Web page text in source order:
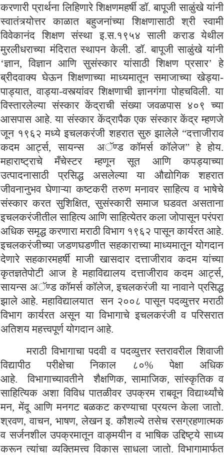
करणारी प्रार्थना लिहिणारे शिक्षणमहर्षी डॉ. बापूजी साळुंखे यांनी
स्वातंत्र्योत्तर काळात बहुजनांच्या शिक्षणासाठी श्री स्वामी
विवेकानंद शिक्षण संस्था इ.स.१९५४ साली कराड येथील
मुरलीधराच्या मंदिरात स्थापन केली. डॉ. बापूजी साळुंखे यांनी
‘ज्ञान, विज्ञान आणि सुसंस्कार यांसाठी शिक्षण प्रसार’ हे
ब्रीदवाक्य घेऊन शिक्षणाच्या माध्यमातून समाजाच्या खेड्या-
पाड्यात, वाड्या-वस्त्यांवर शिक्षणाची ज्ञानगंगा पोहचविली. या
विस्तारलेल्या संस्कार केंद्राची संख्या जवळपास ४०९ च्या
आसपास आहे. या संस्कार केंद्रापैक एक संस्कार केंद्र म्हणजे
जून १९६२ मध्ये इचलकरंजी शहरात सुरु झालेले “दत्ताजीराव
कदम आर्ट्स, सायन्स अॅण्ड कॉमर्स कॉलेज” हे होय.
महाराष्ट्राचे मँचेस्टर म्हणून सूत आणि कपड्याच्या
उत्पादनासाठी प्रसिद्ध असलेल्या या औद्योगिक शहरात
जीवनानुभव घेणाऱ्या कष्टकरी तरुण मनावर साहित्य व भाषेचे
संस्कार करत सुशिक्षित, सुसंस्कारी समाज घडवत असताना
इचलकरंजीतील साहित्य आणि साहित्येतर कला जोपासून परंपरा
अधिक समृद्ध करणारा मराठी विभाग १९६२ पासून कार्यरत आहे.
इचलकरंजीच्या जडणघडणीत सहकाराच्या माध्यमातून योगदान
देणारे सहकारमहर्षी माजी खासदार दत्ताजीराव कदम यांच्या
कृतज्ञतेपोटी आज हे महाविद्यालय दत्ताजीराव कदम आर्ट्स,
सायन्स अॅण्ड कॉमर्स कॉलेज, इचलकरंजी या नावाने प्रसिद्ध
झाले आहे. महाविद्यालयात सन २००८ पासून पदव्युत्तर मराठी
विभाग कार्यरत असून या विभागाचे इचलकरंजी व परिसरात
अतिशय महत्त्वपूर्ण योगदान आहे.
मराठी विभागाचा पदवी व पदव्युत्तर स्तरावरील शिवाजी
विद्यापीठ परीक्षेचा निकाल ८०% पेक्षा अधिक
आहे. विभागाच्यावतीने शैक्षणिक, सामाजिक, सांस्कृतिक व
साहित्यिक अशा विविध पातळीवर उपक्रम राबवून विद्यार्थ्यांचे
मन, मेंदू आणि मनगट बळकट करण्याचा प्रयत्न केला जातो.
श्रवण, वाचन, भाषण, लेखन इ. कौशल्ये तसेच रसग्रहणात्मक
व सर्जनशील उपक्रमातून वाङ्मयीन व भाषिक उद्दिष्ट्ये साध्य
करून त्यांचा व्यक्तिमत्त्व विकास साधला जातो. विभागामार्फत